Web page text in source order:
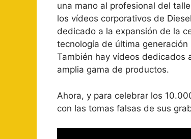
una mano al profesional del
los vídeos corporativos de
dedicado a la expansión de la
tecnología de última
También hay vídeos dedicados
amplia gama de productos.
Ahora, y para celebrar los
con las tomas falsas de sus